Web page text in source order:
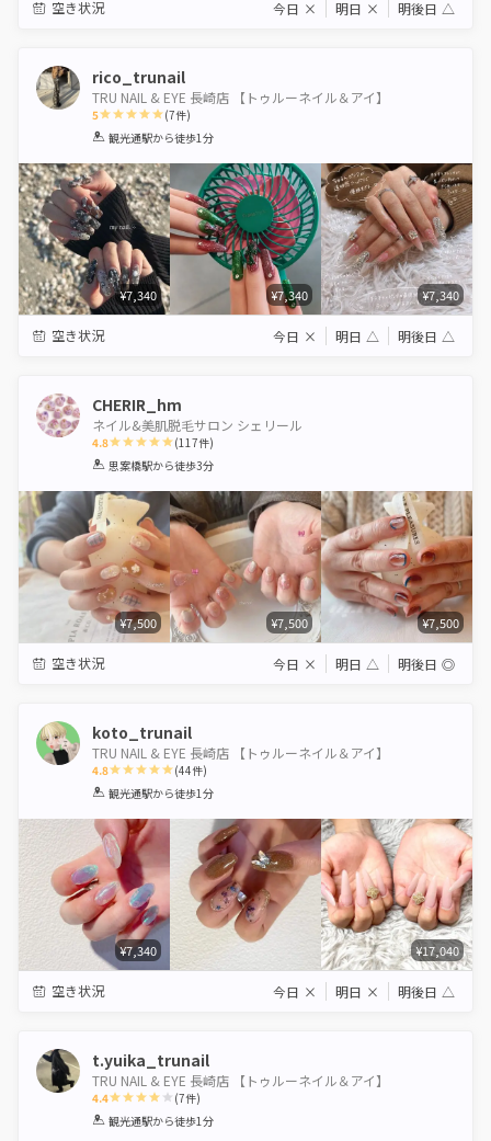
空き状況 今日 × 明日 × 明後日 △
rico_trunail
TRU NAIL & EYE 長崎店 【トゥルーネイル＆アイ】
5
1 2 3 4 5
(7件)
観光通駅から徒歩1分
¥7,340 ¥7,340 ¥7,340
空き状況 今日 × 明日 △ 明後日 △
CHERIR_hm
ネイル&美肌脱毛サロン シェリール
4.8
1 2 3 4 5
(117件)
思案橋駅から徒歩3分
¥7,500 ¥7,500 ¥7,500
空き状況 今日 × 明日 △ 明後日 ◎
koto_trunail
TRU NAIL & EYE 長崎店 【トゥルーネイル＆アイ】
4.8
1 2 3 4 5
(44件)
観光通駅から徒歩1分
¥7,340 ¥17,040
空き状況 今日 × 明日 × 明後日 △
t.yuika_trunail
TRU NAIL & EYE 長崎店 【トゥルーネイル＆アイ】
4.4
1 2 3 4 5
(7件)
観光通駅から徒歩1分